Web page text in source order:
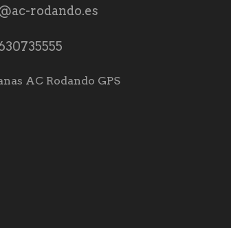
rodando.es
AC Rodando GPS